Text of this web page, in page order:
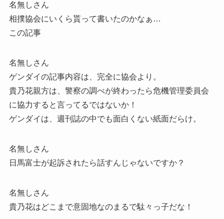
名無しさん
相撲協会にいくら貰って書いたのかなぁ…
この記事
名無しさん
ゲンダイの記事内容は、完全に協会より。
貴乃花親方は、警察の調べが終わったら危機管理委員会
に協力すると言ってるではないか！
ゲンダイは、週刊誌の中でも面白くない紙面だらけ。
名無しさん
日馬富士が起訴されたら話すんじゃないですか？
名無しさん
貴乃花はどこまで意固地なのまるで駄々っ子だな！